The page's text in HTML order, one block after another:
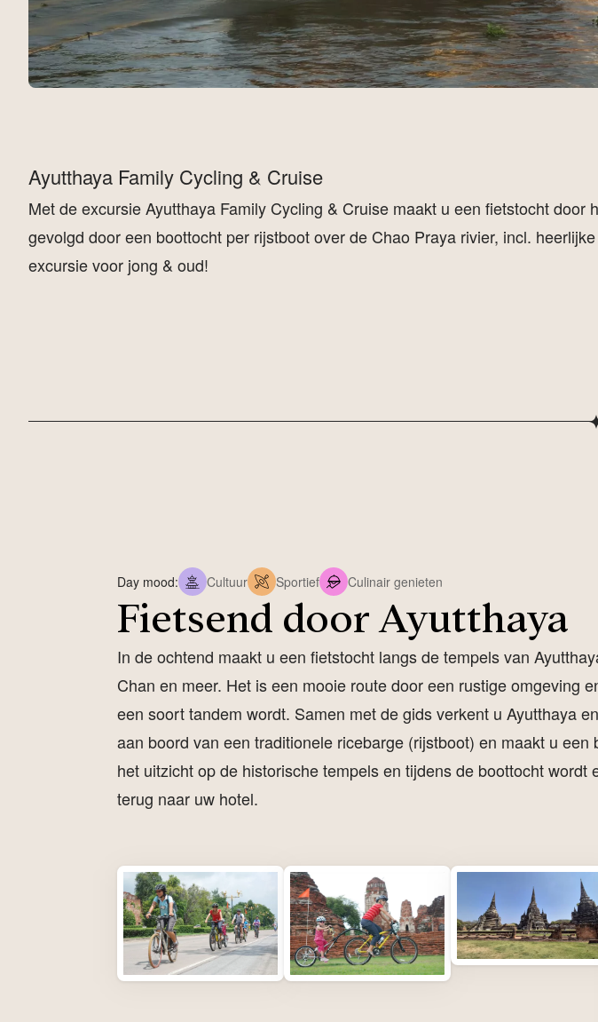
Ayutthaya Family Cycling & Cruise
Met de excursie Ayutthaya Family Cycling & Cruise maakt u een fietstocht door
gevolgd door een boottocht per rijstboot over de Chao Praya rivier, incl.
excursie voor jong & oud!
Day mood: Cultuur Sportief Culinair genieten
Fietsend door Ayutthaya
In de ochtend maakt u een fietstocht langs de tempels van
Chan en meer. Het is een mooie route door een rustige omgeving
een soort tandem wordt. Samen met de gids verkent u Ayutthaya
aan boord van een traditionele ricebarge (rijstboot) en maakt u
het uitzicht op de historische tempels en tijdens de boottocht
terug naar uw hotel.